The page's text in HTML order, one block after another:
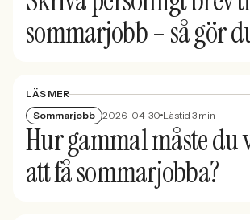
sommarjobb – så gör
LÄS MER
Sommarjobb 2026-04-30 Lästid 3 min
Hur gammal måste du
att få sommarjobba?